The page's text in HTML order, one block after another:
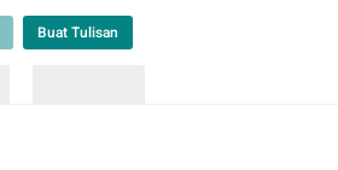
Buat Tulisan